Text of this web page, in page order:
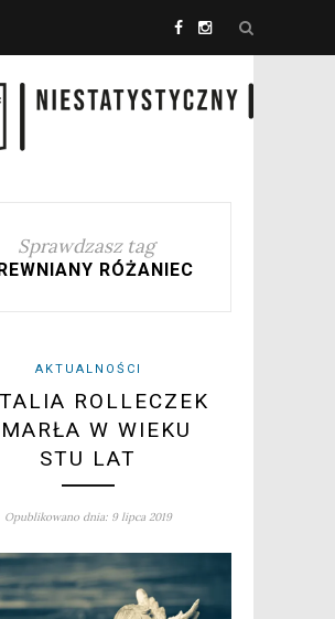
Sprawdzasz tag
RÓŻANIEC
AKTUALNOŚCI
ROLLECZEK
W WIEKU
STU LAT
Opublikowano dnia: 9 lipca 2019